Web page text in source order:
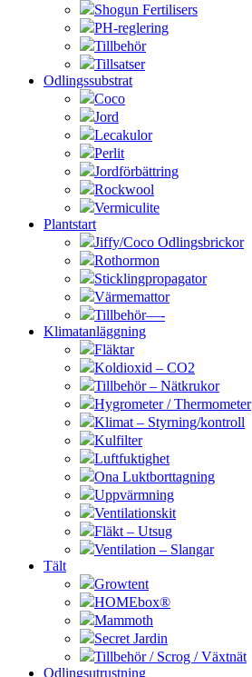
Shogun Fertilisers
PH-reglering
Tillbehör
Tillsatser
Odlingssubstrat
Coco
Jord
Lecakulor
Perlit
Jordförbättring
Rockwool
Vermiculite
Plantstart
Jiffy/Coco Odlingsbrickor
Rothormon
Sticklingpropagator
Värmemattor
Tillbehör—-
Klimatanläggning
Fläktar
Koldioxid – CO2
Tillbehör – Nätkrukor
Hygrometer / Thermometer
Klimat – Styrning/kontroll
Kulfilter
Luftfuktighet
Ona Luktborttagning
Uppvärmning
Ventilationskit
Fläkt – Utsug
Ventilation – Slangar
Tält
Growtent
HOMEbox®
Mammoth
Secret Jardin
Tillbehör / Scrog / Växtnät
Odlingsutrustning